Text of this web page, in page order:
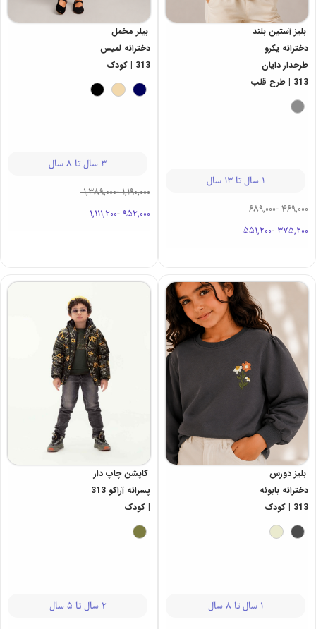
بلیز آستین بلند
دخترانه یکرو
طرحدار دایان
313 | طرح قلب
1 سال تا 13 سال
469,000
-
689,000
375,200
-
551,200
بیلر مخمل
دخترانه لمیس
313 | کودک
3 سال تا 8 سال
1,190,000
-
1,389,000
952,000
-
1,111,200
بلیز دورس
دخترانه بابونه
313 | کودک
1 سال تا 8 سال
کاپشن چاپ‌ دار
پسرانه آراکو 313
| کودک
2 سال تا 5 سال